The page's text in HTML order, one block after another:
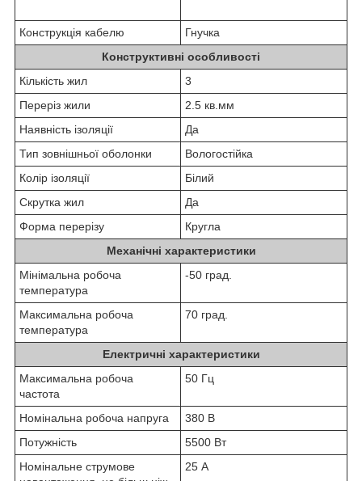
Конструкція кабелю
Гнучка
Конструктивні особливості
Кількість жил
3
Переріз жили
2.5 кв.мм
Наявність ізоляції
Да
Тип зовнішньої оболонки
Вологостійка
Колір ізоляції
Білий
Скрутка жил
Да
Форма перерізу
Кругла
Механічні характеристики
Мінімальна робоча
температура
-50 град.
Максимальна робоча
температура
70 град.
Електричні характеристики
Максимальна робоча
частота
50 Гц
Номінальна робоча напруга
380 В
Потужність
5500 Вт
Номінальне струмове
25 А